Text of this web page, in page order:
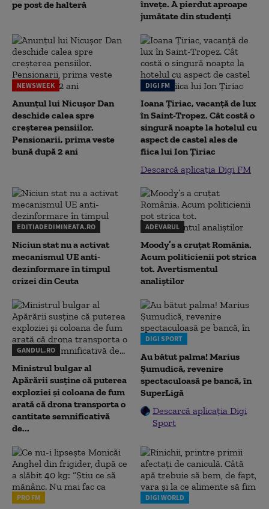
pe post de halteră
înveţe. A pierdut aproape
jumătate din studenţi
NEWSWEEK
Anunțul lui Nicușor Dan
deschide calea spre
creșterea pensiilor.
Pensionarii, prima veste
bună după 2 ani
DIGI FM
Ioana Țiriac, vacanță de lux
în Saint-Tropez. Cât costă o
singură noapte la hotelul cu
aspect de castel ales de
fiica lui Ion Țiriac
Descarcă aplicația Digi FM
EDITIADEDIMINEATA.RO
Niciun stat nu a activat
mecanismul UE anti-
dezinformare în timpul
crizei din Ceuta
ADEVARUL
Moody’s a cruțat România.
Acum politicienii pot strica
tot. Avertismentul
analiștilor
GANDUL.RO
Ministrul bulgar al
Apărării susține că puterea
exploziei și coloana de fum
arată că drona transporta o
cantitate semnificativă
de...
DIGI SPORT
Au bătut palma! Marius
Șumudică, revenire
spectaculoasă pe bancă, în
SuperLigă
Descarcă aplicația Digi
Sport
PRO FM DIGI WORLD